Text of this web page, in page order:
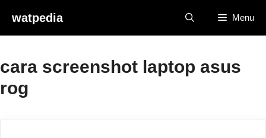
content
watpedia Menu
cara screenshot laptop asus
rog